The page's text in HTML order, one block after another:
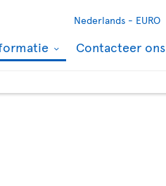
Nederlands - EURO
Contacteer ons